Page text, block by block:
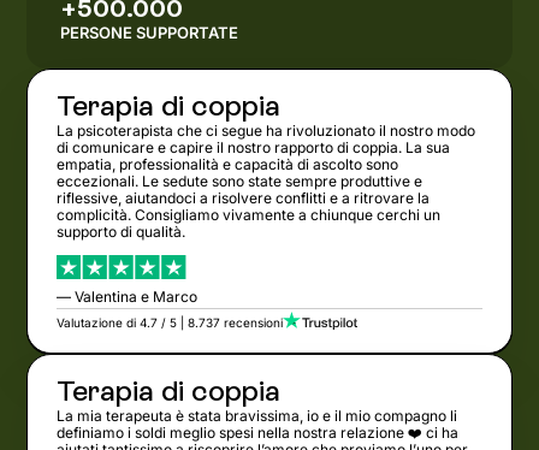
+500.000
PERSONE SUPPORTATE
Terapia di coppia
La psicoterapista che ci segue ha rivoluzionato il nostro modo
di comunicare e capire il nostro rapporto di coppia. La sua
empatia, professionalità e capacità di ascolto sono
eccezionali. Le sedute sono state sempre produttive e
riflessive, aiutandoci a risolvere conflitti e a ritrovare la
complicità. Consigliamo vivamente a chiunque cerchi un
supporto di qualità.
— Valentina e Marco
Valutazione di 4.7 / 5 | 8.737 recensioni
Terapia di coppia
La mia terapeuta è stata bravissima, io e il mio compagno li
definiamo i soldi meglio spesi nella nostra relazione ❤️ ci ha